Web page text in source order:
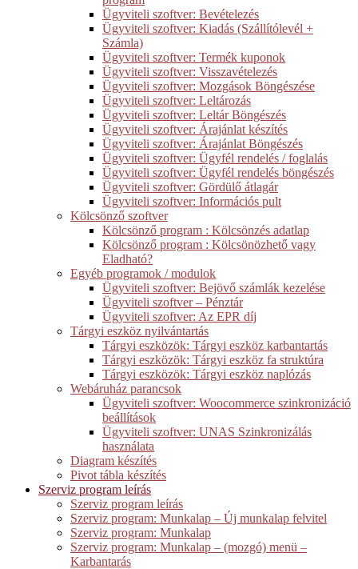
Ügyviteli szoftver: Bevételezés
Ügyviteli szoftver: Kiadás (Szállítólevél +
Számla)
Ügyviteli szoftver: Termék kuponok
Ügyviteli szoftver: Visszavételezés
Ügyviteli szoftver: Mozgások Böngészése
Ügyviteli szoftver: Leltározás
Ügyviteli szoftver: Leltár Böngészés
Ügyviteli szoftver: Árajánlat készítés
Ügyviteli szoftver: Árajánlat Böngészés
Ügyviteli szoftver: Ügyfél rendelés / foglalás
Ügyviteli szoftver: Ügyfél rendelés böngészés
Ügyviteli szoftver: Gördülő átlagár
Ügyviteli szoftver: Információs pult
Kölcsönző szoftver
Kölcsönző program : Kölcsönzés adatlap
Kölcsönző program : Kölcsönözhető vagy
Eladható?
Egyéb programok / modulok
Ügyviteli szoftver: Bejövő számlák kezelése
Ügyviteli szoftver – Pénztár
Ügyviteli szoftver: Az EPR díj
Tárgyi eszköz nyilvántartás
Tárgyi eszközök: Tárgyi eszköz karbantartás
Tárgyi eszközök: Tárgyi eszköz fa struktúra
Tárgyi eszközök: Tárgyi eszköz naplózás
Webáruház parancsok
Ügyviteli szoftver: Woocommerce szinkronizáció
beállítások
Ügyviteli szoftver: UNAS Szinkronizálás
használata
Diagram készítés
Pivot tábla készítés
Szerviz program leírás
Szerviz program leírás
Szerviz program: Munkalap – Új munkalap felvitel
Szerviz program: Munkalap
Szerviz program: Munkalap – (mozgó) menü –
Karbantarás